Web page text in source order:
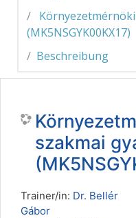
(MK5NSGYK00KX17)
Beschreibung
szakmai
Trainer/in: Dr. Bellér
Gábor